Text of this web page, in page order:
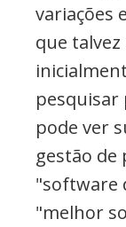
variações
que
pesquisar
pode ver
gestão
"software
"melhor